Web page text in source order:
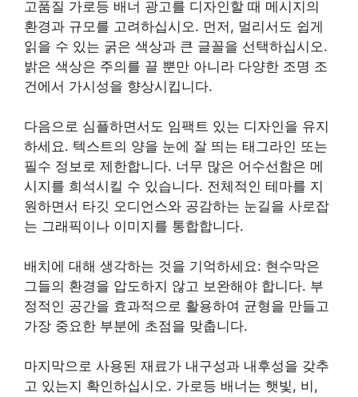
고품질 가로등 배너 광고를 디자인할 때 메시지의
환경과 규모를 고려하십시오. 먼저, 멀리서도 쉽게
읽을 수 있는 굵은 색상과 큰 글꼴을 선택하십시오.
밝은 색상은 주의를 끌 뿐만 아니라 다양한 조명 조
건에서 가시성을 향상시킵니다.
다음으로 심플하면서도 임팩트 있는 디자인을 유지
하세요. 텍스트의 양을 눈에 잘 띄는 태그라인 또는
필수 정보로 제한합니다. 너무 많은 어수선함은 메
시지를 희석시킬 수 있습니다. 전체적인 테마를 지
원하면서 타깃 오디언스와 공감하는 눈길을 사로잡
는 그래픽이나 이미지를 통합합니다.
배치에 대해 생각하는 것을 기억하세요: 현수막은
그들의 환경을 압도하지 않고 보완해야 합니다. 부
정적인 공간을 효과적으로 활용하여 균형을 만들고
가장 중요한 부분에 초점을 맞춥니다.
마지막으로 사용된 재료가 내구성과 내후성을 갖추
고 있는지 확인하십시오. 가로등 배너는 햇빛, 비,